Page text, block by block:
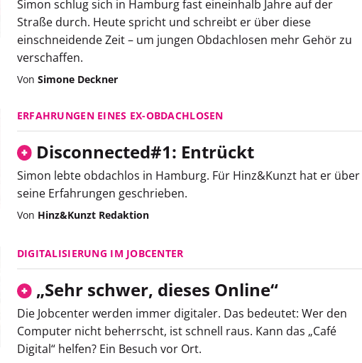
Simon schlug sich in Hamburg fast eineinhalb Jahre auf der
Straße durch. Heute spricht und schreibt er über diese
einschneidende Zeit – um jungen Obdachlosen mehr Gehör zu
verschaffen.
Von Simone Deckner
ERFAHRUNGEN EINES EX-OBDACHLOSEN
Disconnected#1: Entrückt
Simon lebte obdachlos in Hamburg. Für Hinz&Kunzt hat er über
seine Erfahrungen geschrieben.
Von Hinz&Kunzt Redaktion
DIGITALISIERUNG IM JOBCENTER
„Sehr schwer, dieses Online“
Die Jobcenter werden immer digitaler. Das bedeutet: Wer den
Computer nicht beherrscht, ist schnell raus. Kann das „Café
Digital“ helfen? Ein Besuch vor Ort.